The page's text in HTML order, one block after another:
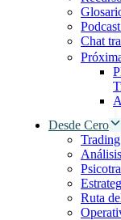
Chat
Desde Cero
Ruta